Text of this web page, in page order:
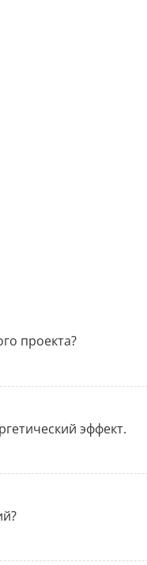
проекта?
эффект.